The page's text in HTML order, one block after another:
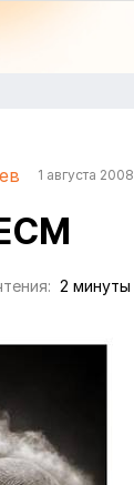
1 августа 2008
2 минуты